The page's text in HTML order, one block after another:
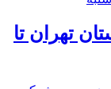
تهران تا